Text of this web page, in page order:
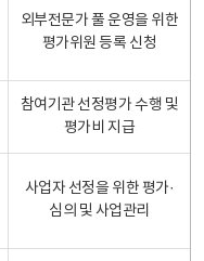
외부전문가 풀 운영을 위한
평가위원 등록 신청
참여기관 선정평가 수행 및
평가비 지급
사업자 선정을 위한 평가·
심의 및 사업관리